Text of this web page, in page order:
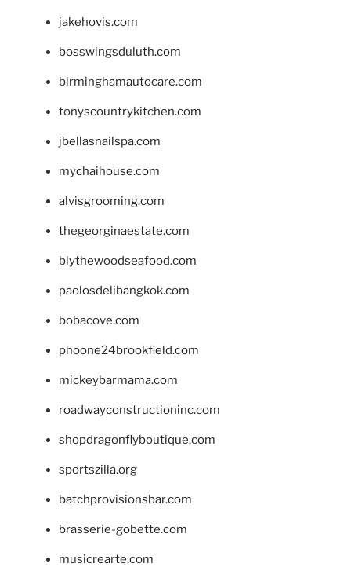
jakehovis.com
bosswingsduluth.com
birminghamautocare.com
tonyscountrykitchen.com
jbellasnailspa.com
mychaihouse.com
alvisgrooming.com
thegeorginaestate.com
blythewoodseafood.com
paolosdelibangkok.com
bobacove.com
phoone24brookfield.com
mickeybarmama.com
roadwayconstructioninc.com
shopdragonflyboutique.com
sportszilla.org
batchprovisionsbar.com
brasserie-gobette.com
musicrearte.com